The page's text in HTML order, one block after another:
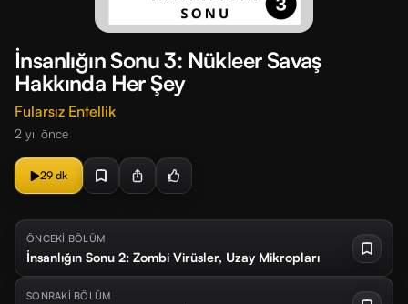
İnsanlığın Sonu 3: Nükleer Savaş
Hakkında Her Şey
Fularsız Entellik
2 yıl önce
29 dk
ÖNCEKİ BÖLÜM
İnsanlığın Sonu 2: Zombi Virüsler, Uzay Mikropları
SONRAKİ BÖLÜM